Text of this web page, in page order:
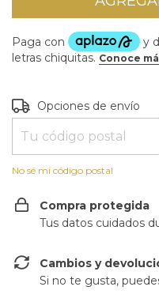
Entregas para el CP:
Opciones de envío
No sé mi código postal
Compra protegida
Tus datos cuidados
Cambios y
Si no te gusta,